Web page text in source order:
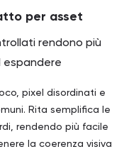
per asset
rendono più
espandere
pixel disordinati e
Rita semplifica le
rendendo più facile
la coerenza visiva